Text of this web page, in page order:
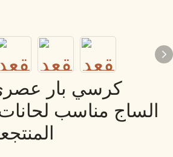
كرسي بار
الساج مناسب